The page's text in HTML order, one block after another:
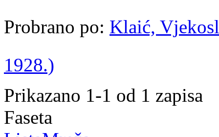
Probrano po: Klaić,
1928.)
Prikazano 1-1 od 1 zapisa
Faseta